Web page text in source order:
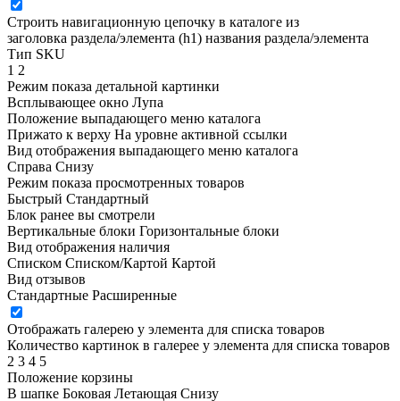
Строить навигационную цепочку в каталоге из
заголовка раздела/элемента (h1) названия раздела/элемента
Тип SKU
1 2
Режим показа детальной картинки
Всплывающее окно Лупа
Положение выпадающего меню каталога
Прижато к верху На уровне активной ссылки
Вид отображения выпадающего меню каталога
Справа Снизу
Режим показа просмотренных товаров
Быстрый Стандартный
Блок ранее вы смотрели
Вертикальные блоки Горизонтальные блоки
Вид отображения наличия
Списком Списком/Картой Картой
Вид отзывов
Стандартные Расширенные
Отображать галерею у элемента для списка товаров
Количество картинок в галерее у элемента для списка товаров
2 3 4 5
Положение корзины
В шапке Боковая Летающая Снизу